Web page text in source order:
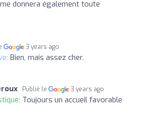
donnera également toute
3 years ago
Bien, mais assez cher.
Publié le 3 years ago
Toujours un accueil favorable